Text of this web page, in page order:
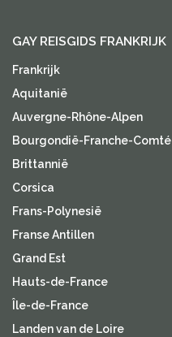
GAY REISGIDS FRANKRIJK
Frankrijk
Aquitanië
Auvergne-Rhône-Alpen
Bourgondië-Franche-Comté
Brittannië
Corsica
Frans-Polynesië
Franse Antillen
Grand Est
Hauts-de-France
Île-de-France
Landen van de Loire